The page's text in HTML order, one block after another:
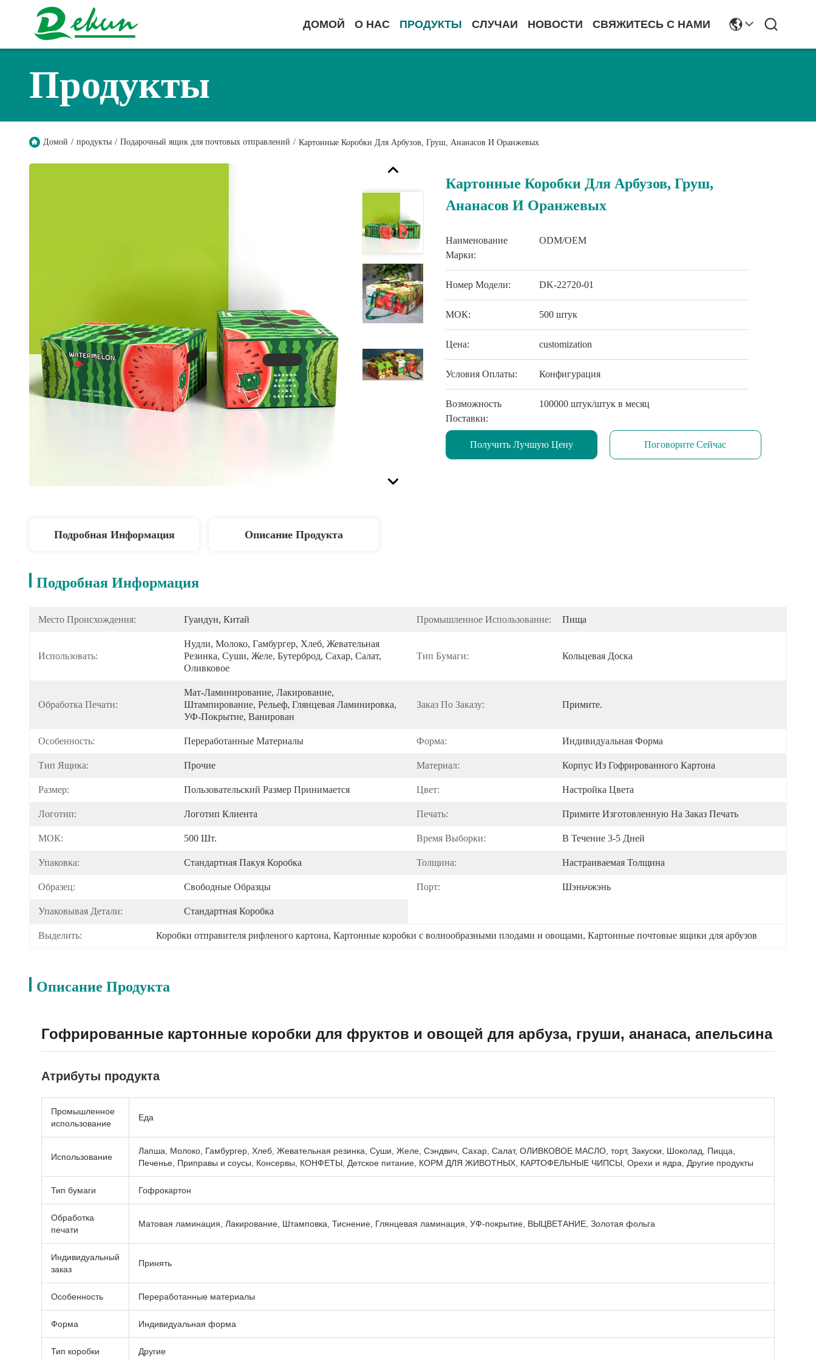
ДОМОЙ О НАС ПРОДУКТЫ СЛУЧАИ НОВОСТИ СВЯЖИТЕСЬ С НАМИ
Продукты
Домой / продукты / Подарочный ящик для почтовых отправлений / Картонные Коробки Для Арбузов, Груш, Ананасов И Оранжевых
Картонные Коробки Для Арбузов, Груш,
Ананасов И Оранжевых
Наименование
Марки:
ODM/OEM
Номер Модели: DK-22720-01
МОК: 500 штук
Цена: customization
Условия Оплаты: Конфигурация
Возможность
Поставки:
100000 штук/штук в месяц
Получить Лучшую Цену Поговорите Сейчас
Подробная Информация Описание Продукта
Подробная Информация
Место Происхождения: Гуандун, Китай Промышленное Использование: Пища
Использовать:
Нудли, Молоко, Гамбургер, Хлеб, Жевательная
Резинка, Суши, Желе, Бутерброд, Сахар, Салат,
Оливковое
Тип Бумаги: Кольцевая Доска
Обработка Печати:
Мат-Ламинирование, Лакирование,
Штампирование, Рельеф, Глянцевая Ламинировка,
УФ-Покрытие, Ванирован
Заказ По Заказу: Примите.
Особенность: Переработанные Материалы Форма: Индивидуальная Форма
Тип Ящика: Прочие Материал: Корпус Из Гофрированного Картона
Размер: Пользовательский Размер Принимается Цвет: Настройка Цвета
Логотип: Логотип Клиента Печать: Примите Изготовленную На Заказ Печать
МОК: 500 Шт. Время Выборки: В Течение 3-5 Дней
Упаковка: Стандартная Пакуя Коробка Толщина: Настраиваемая Толщина
Образец: Свободные Образцы Порт: Шэньчжэнь
Упаковывая Детали: Стандартная Коробка
Выделить: Коробки отправителя рифленого картона, Картонные коробки с волнообразными плодами и овощами, Картонные почтовые ящики для арбузов
Описание Продукта
Гофрированные картонные коробки для фруктов и овощей для арбуза, груши, ананаса, апельсина
Атрибуты продукта
Промышленное
использование
Еда
Использование
Лапша, Молоко, Гамбургер, Хлеб, Жевательная резинка, Суши, Желе, Сэндвич, Сахар, Салат, ОЛИВКОВОЕ МАСЛО, торт, Закуски, Шоколад, Пицца,
Печенье, Приправы и соусы, Консервы, КОНФЕТЫ, Детское питание, КОРМ ДЛЯ ЖИВОТНЫХ, КАРТОФЕЛЬНЫЕ ЧИПСЫ, Орехи и ядра, Другие продукты
Тип бумаги Гофрокартон
Обработка
печати
Матовая ламинация, Лакирование, Штамповка, Тиснение, Глянцевая ламинация, УФ-покрытие, ВЫЦВЕТАНИЕ, Золотая фольга
Индивидуальный
заказ
Принять
Особенность Переработанные материалы
Форма Индивидуальная форма
Тип коробки Другие